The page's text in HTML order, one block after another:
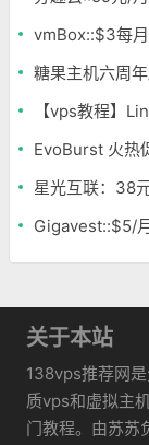
vmBox::$3每
糖果主机六周
【vps教程】
EvoBurst 火热
星光互联：38
Gigavest::$5/
关于本站
138vps推荐网
质vps和虚拟主
门教程。由苏苏